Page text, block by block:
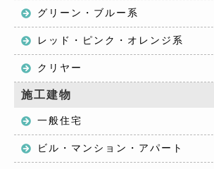
グリーン・ブルー系
レッド・ピンク・オレンジ系
クリヤー
施工建物
一般住宅
ビル・マンション・アパート